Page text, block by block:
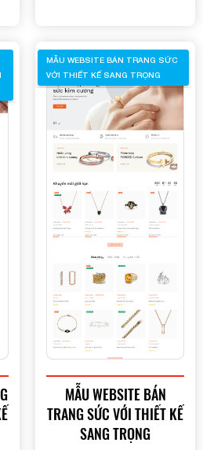
MẪU WEBSITE BÁN
TRANG SỨC VỚI THIẾT KẾ
SANG TRỌNG
MẪU WEBSITE BÁN TRANG SỨC
VỚI THIẾT KẾ SANG TRỌNG